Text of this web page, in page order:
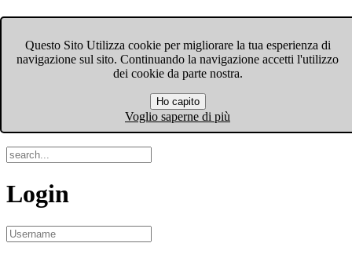
Questo Sito Utilizza cookie per migliorare la tua esperienza di
navigazione sul sito. Continuando la navigazione accetti l'utilizzo
dei cookie da parte nostra.
Ho capito
Voglio saperne di più
Menu
Login